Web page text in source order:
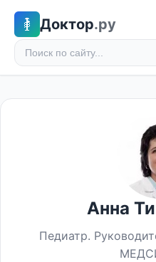
Доктор.ру
Анна
Педиатр.